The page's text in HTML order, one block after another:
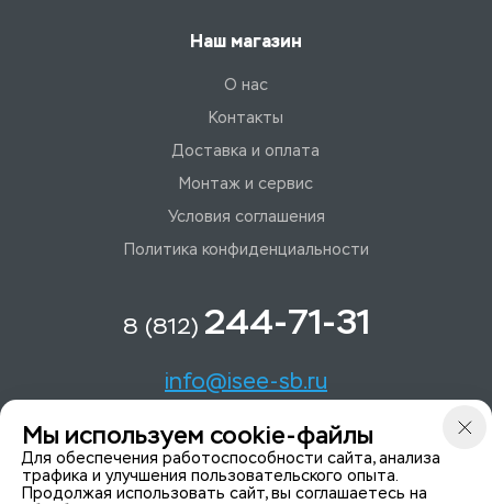
Наш магазин
О нас
Контакты
Доставка и оплата
Монтаж и сервис
Условия соглашения
Политика конфиденциальности
8 (812) 244-71-31
info@isee-sb.ru
Светлановский пр-кт, д. 70, корп. 1
Мы в Telegam
Мы используем cookie-файлы
Для обеспечения работоспособности сайта, анализа
трафика и улучшения пользовательского опыта.
Продолжая использовать сайт, вы соглашаетесь на